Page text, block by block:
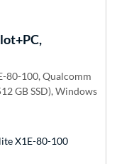
80-100, Qualcomm
GB SSD), Windows
X1E-80-100